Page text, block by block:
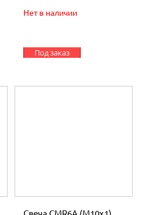
Нет в наличии
Под заказ